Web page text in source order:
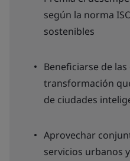
según la norma
sostenibles
Beneficiarse de
transformación
de ciudades
Aprovechar
servicios urbanos